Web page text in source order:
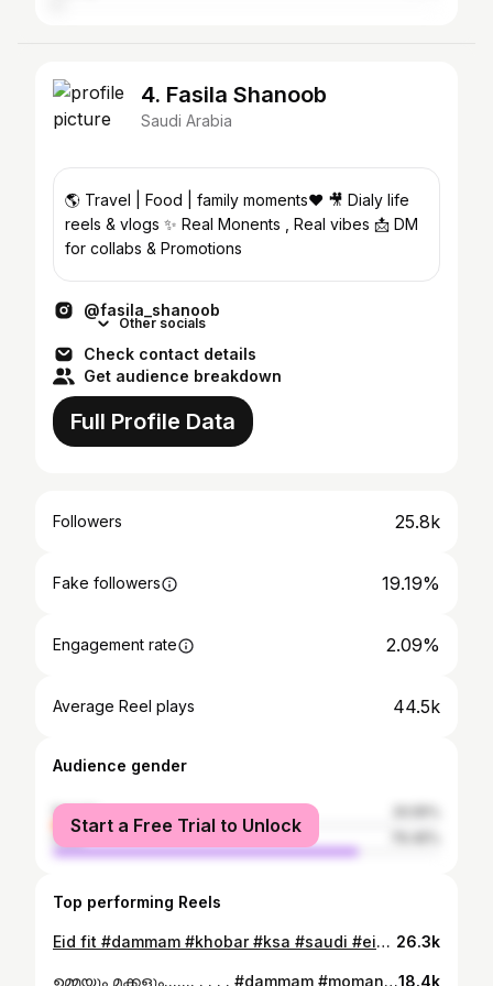
4. Fasila Shanoob
Saudi Arabia
🌎 Travel | Food | family moments❤️ 🎥 Dialy life
reels & vlogs ✨ Real Monents , Real vibes 📩 DM
for collabs & Promotions
@fasila_shanoob
Other socials
Check contact details
Get audience breakdown
Full Profile Data
Followers 25.8k
Fake followers 19.19%
Engagement rate 2.09%
Average Reel plays 44.5k
Audience gender
female
male
Start a Free Trial to Unlock
Top performing Reels
Eid fit #dammam #khobar #ksa #saudi #eidfit 26.3k
ഉമ്മയും മക്കളും....... . . . . #dammam #momandkids #dance #momandson #momandkids18.4k